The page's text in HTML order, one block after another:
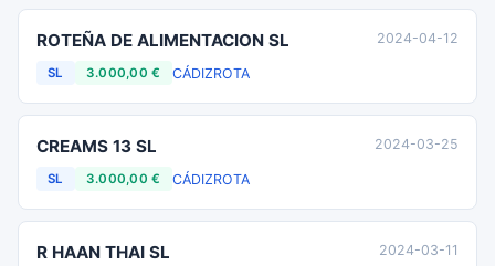
ROTEÑA DE ALIMENTACION SL
SL 3.000,00 € CÁDIZROTA
2024-04-12
CREAMS 13 SL
SL 3.000,00 € CÁDIZROTA
2024-03-25
R HAAN THAI SL 2024-03-11